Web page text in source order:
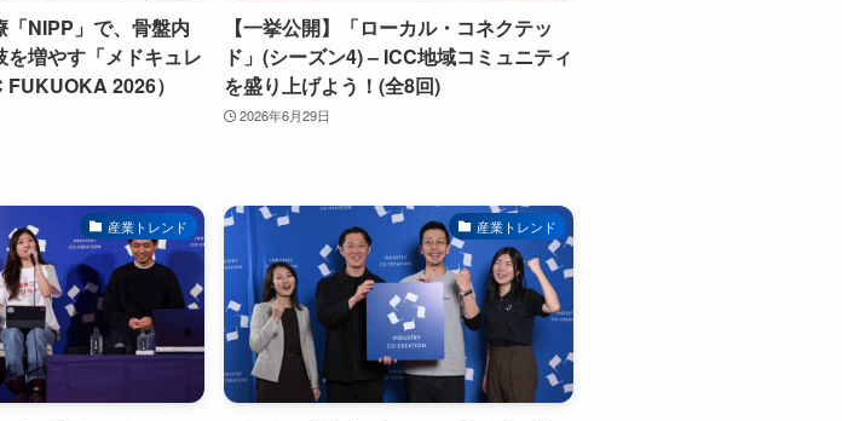
「NIPP」で、骨盤内
増やす「メドキュレ
2026）
【一挙公開】「ローカル・コネクテッ
ド」(シーズン4) – ICC地域コミュニティ
を盛り上げよう！(全8回)
2026年6月29日
産業トレンド 産業トレンド